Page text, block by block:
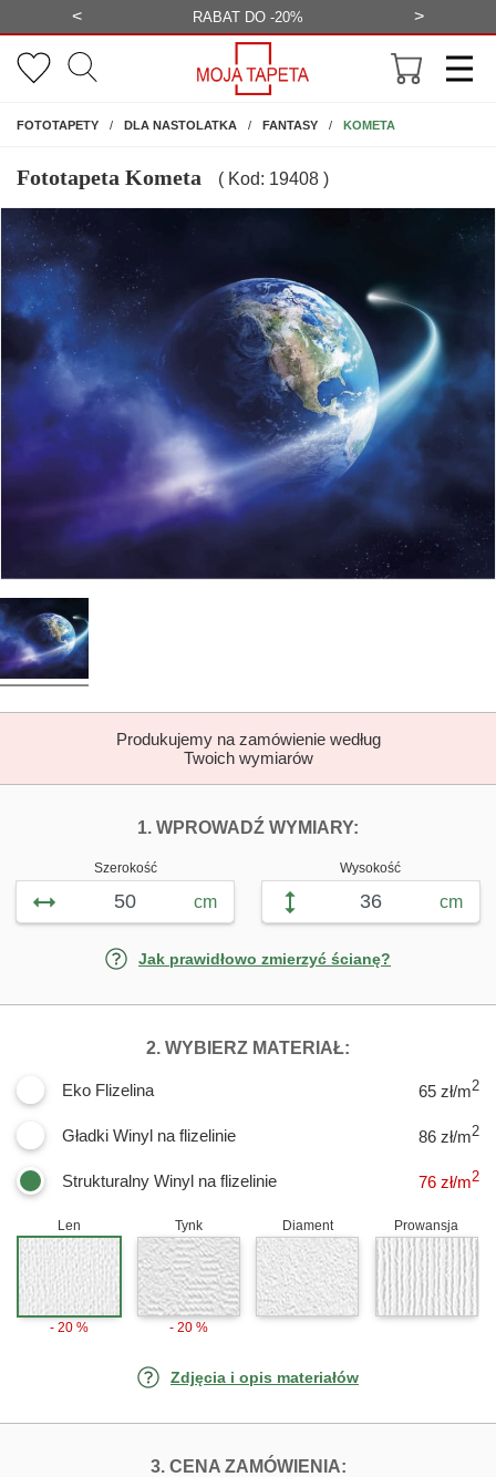
< BEZPŁATNA WIZUALIZACJA >
FOTOTAPETYNA ŚCIANĘ
DLA NASTOLATKA FANTASY KOMETA
Fototapeta Kometa ( Kod: 19408 )
Produkujemy na zamówienie według
Twoich wymiarów
1. WPROWADŹ WYMIARY:
Szerokość
cm
Wysokość
cm
Jak prawidłowo zmierzyć ścianę?
2. WYBIERZ MATERIAŁ:
Eko Flizelina 65 zł/m2
Gładki Winyl na flizelinie 86 zł/m2
Strukturalny Winyl na flizelinie 76 zł/m2
Len
- 20 %
Tynk
- 20 %
Diament Prowansja
Zdjęcia i opis materiałów
3. CENA ZAMÓWIENIA:FOTOTAPETY